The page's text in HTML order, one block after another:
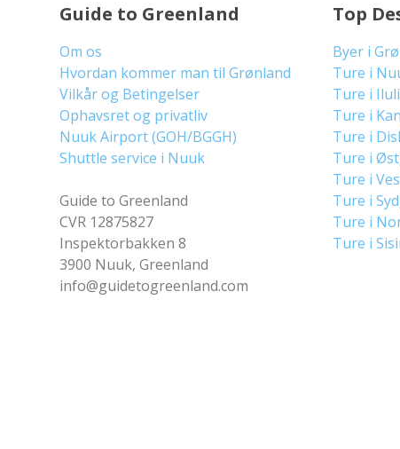
Guide to Greenland
Om os
Hvordan kommer man til Grønland
Vilkår og Betingelser
Ophavsret og privatliv
Nuuk Airport (GOH/BGGH)
Shuttle service i Nuuk
Guide to Greenland
CVR 12875827
Inspektorbakken 8
3900 Nuuk, Greenland
info@guidetogreenland.com
Top
Byer i
Ture i
Ture i
Ture i
Ture i
Ture i
Ture i
Ture i
Ture i
Ture i